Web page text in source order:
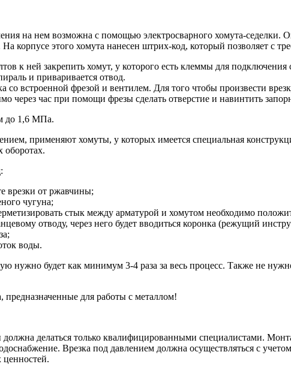
на нем возможна с помощью электросварного хомута-седелки.
корпусе этого хомута нанесен штрих-код, который позволяет с
к ней закрепить хомут, у которого есть клеммы для
и приваривается отвод.
со встроенной фрезой и вентилем. Для того чтобы произвести
через час при помощи фрезы сделать отверстие и навинтить
до 1,6 МПа.
применяют хомуты, у которых имеется специальная
оборотах.
врезки от ржавчины;
чугуна;
стык между арматурой и хомутом необходимо
отводу, через него будет вводиться коронка (режущий
воды.
нужно будет как минимум 3-4 раза за весь процесс. Также не
для работы с металлом!
должна делаться только квалифицированными специалистами.
Врезка под давлением должна осуществляться с
ценностей.